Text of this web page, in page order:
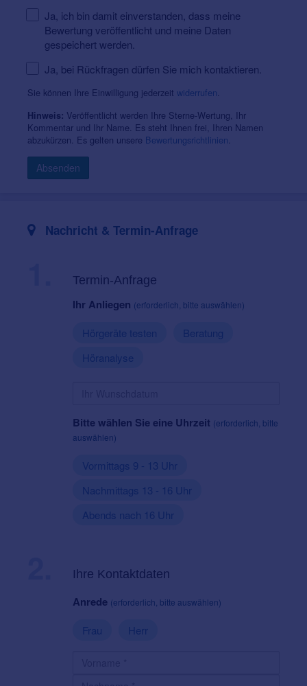
Ja, ich bin damit einverstanden, dass meine
Bewertung veröffentlicht und meine Daten
gespeichert werden.
Ja, bei Rückfragen dürfen Sie mich kontaktieren.
Sie können Ihre Einwilligung jederzeit widerrufen.
Hinweis: Veröffentlicht werden Ihre Sterne-Wertung, Ihr
Kommentar und Ihr Name. Es steht Ihnen frei, Ihren Namen
abzukürzen. Es gelten unsere Bewertungsrichtlinien.
Absenden
Nachricht & Termin-Anfrage
Termin-Anfrage
Ihr Anliegen (erforderlich, bitte auswählen)
Hörgeräte testen
Beratung
Höranalyse
Bitte wählen Sie eine Uhrzeit (erforderlich, bitte
auswählen)
Vormittags 9 - 13 Uhr
Nachmittags 13 - 16 Uhr
Abends nach 16 Uhr
Ihre Kontaktdaten
Anrede (erforderlich, bitte auswählen)
Frau Herr